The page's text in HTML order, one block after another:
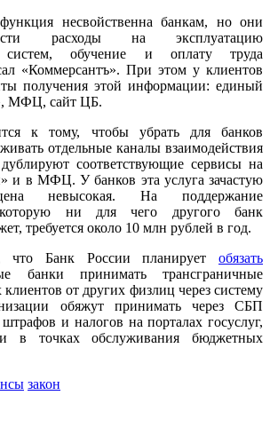
несвойственна банкам, но они
расходы на эксплуатацию
систем, обучение и оплату труда
«Коммерсантъ». При этом у клиентов
получения этой информации: единый
МФЦ, сайт ЦБ.
к тому, чтобы убрать для банков
отдельные каналы взаимодействия
соответствующие сервисы на
и в МФЦ. У банков эта услуга зачастую
невысокая. На поддержание
которую ни для чего другого банк
требуется около 10 млн рублей в год.
что Банк России планирует обязать
банки принимать трансграничные
от других физлиц через систему
обяжут принимать через СБП
и налогов на порталах госуслуг,
в точках обслуживания бюджетных
закон